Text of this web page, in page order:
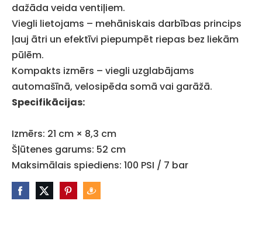
dažāda veida ventiļiem.
Viegli lietojams – mehāniskais darbības princips
ļauj ātri un efektīvi piepumpēt riepas bez liekām
pūlēm.
Kompakts izmērs – viegli uzglabājams
automašīnā, velosipēda somā vai garāžā.
Specifikācijas:
Izmērs: 21 cm × 8,3 cm
Šļūtenes garums: 52 cm
Maksimālais spiediens: 100 PSI / 7 bar